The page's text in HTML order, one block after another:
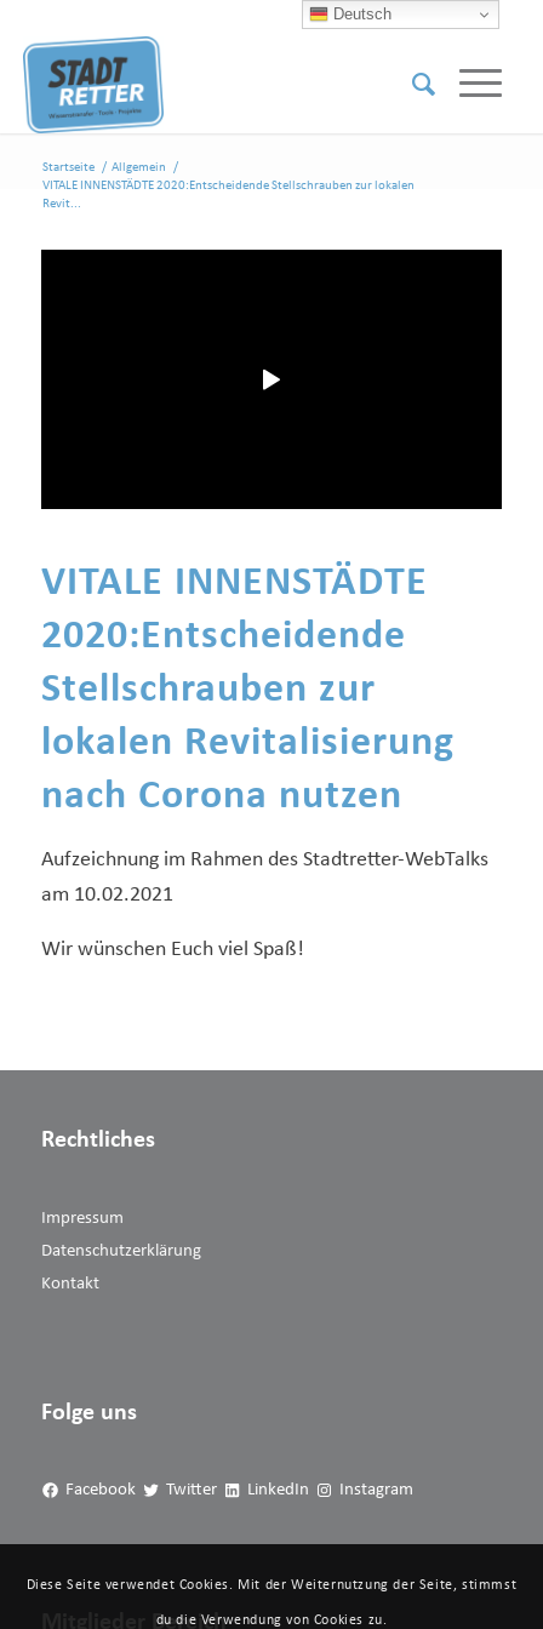
Startseite / Allgemein
/
VITALE INNENSTÄDTE 2020:Entscheidende Stellschrauben zur lokalen
Revit...
VITALE INNENSTÄDTE
2020:Entscheidende
Stellschrauben zur
lokalen Revitalisierung
nach Corona nutzen
Aufzeichnung im Rahmen des Stadtretter-WebTalks
am 10.02.2021
Wir wünschen Euch viel Spaß!
Rechtliches
Impressum
Datenschutzerklärung
Kontakt
Folge uns
Facebook Twitter LinkedIn Instagram
Mitglieder Bereich
Diese Seite verwendet Cookies. Mit der Weiternutzung der Seite, stimmst
du die Verwendung von Cookies zu.
Deutsch